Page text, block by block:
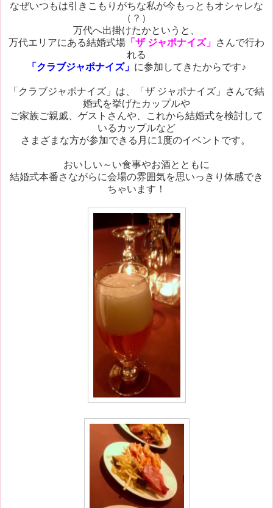
なぜいつもは引きこもりがちな私が今もっともオシャレな
（？）
万代へ出掛けたかというと、
万代エリアにある結婚式場 「ザ ジャポナイズ」 さんで行わ
れる
「クラブジャポナイズ」 に参加してきたからです♪
「クラブジャポナイズ」は、「ザ ジャポナイズ」さんで結
婚式を挙げたカップルや
ご家族ご親戚、ゲストさんや、これから結婚式を検討して
いるカップルなど
さまざまな方が参加できる月に1度のイベントです。
おいしい～い食事やお酒とともに
結婚式本番さながらに会場の雰囲気を思いっきり体感でき
ちゃいます！